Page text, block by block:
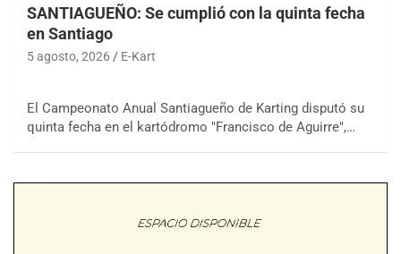
SANTIAGUEÑO: Se cumplió con la quinta fecha
en Santiago
5 agosto, 2026 E-Kart
El Campeonato Anual Santiagueño de Karting disputó su
quinta fecha en el kartódromo "Francisco de Aguirre",…